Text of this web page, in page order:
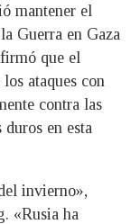
mantener el
Guerra en Gaza
que el
ataques con
contra las
en esta
invierno»,
«Rusia ha